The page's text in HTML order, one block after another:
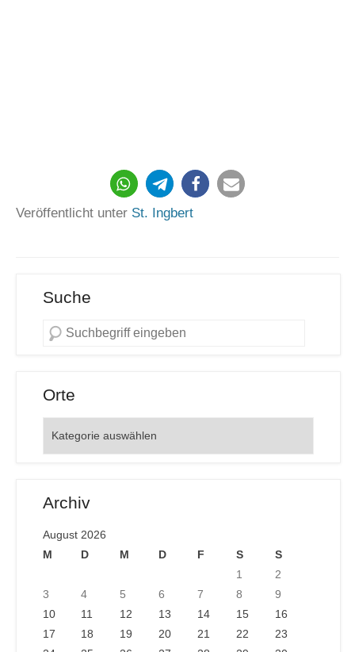
26
Veröffentlicht unter St. Ingbert
Suche
Orte
Archiv
August 2026
M
D M D F S
S
1
2
3
4 5 6 7 8
9
10
11 12 13 14 15
16
17
18 19 20 21 22
23